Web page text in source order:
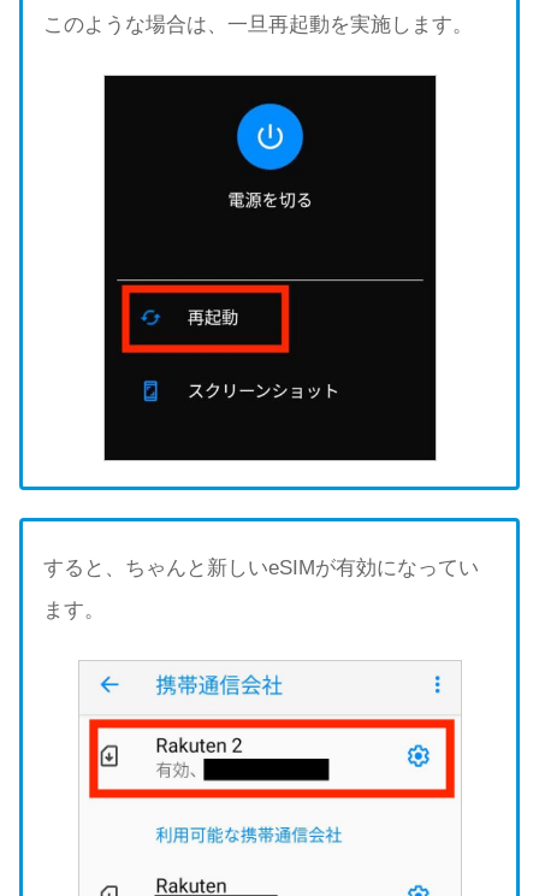
このような場合は、一旦再起動を実施します。
すると、ちゃんと新しいeSIMが有効になってい
ます。